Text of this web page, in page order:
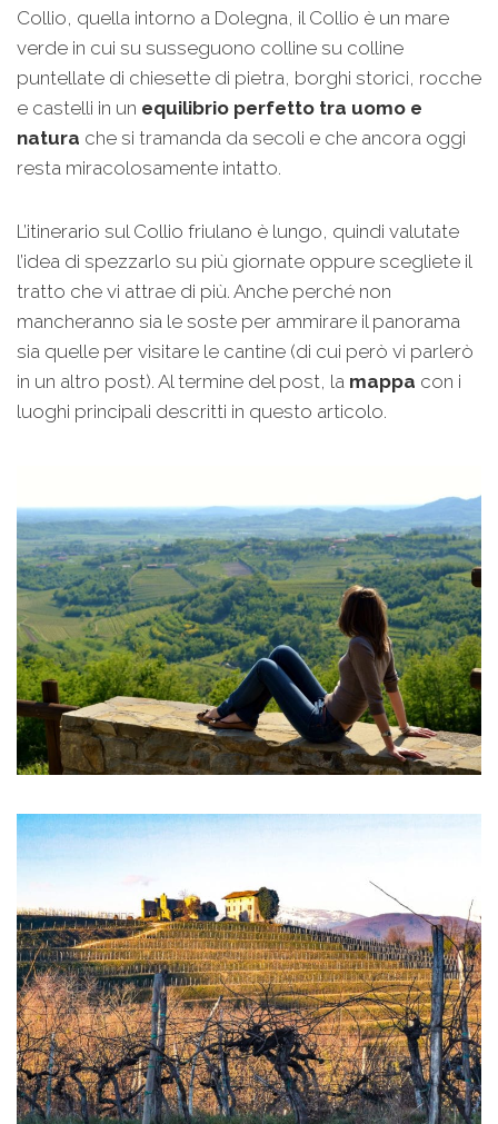
Collio, quella intorno a Dolegna, il Collio è un mare
verde in cui su susseguono colline su colline
puntellate di chiesette di pietra, borghi storici, rocche
e castelli in un equilibrio perfetto tra uomo e
natura che si tramanda da secoli e che ancora oggi
resta miracolosamente intatto.
L’itinerario sul Collio friulano è lungo, quindi valutate
l’idea di spezzarlo su più giornate oppure scegliete il
tratto che vi attrae di più. Anche perché non
mancheranno sia le soste per ammirare il panorama
sia quelle per visitare le cantine (di cui però vi parlerò
in un altro post). Al termine del post, la mappa con i
luoghi principali descritti in questo articolo.